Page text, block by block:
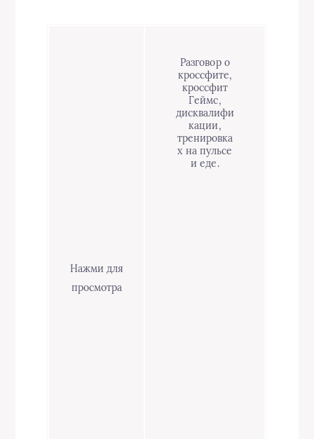
Нажми для
просмотра
Разговор о
кроссфите,
кроссфит
Геймс,
дисквалифи
кации,
тренировка
х на пульсе
и еде.